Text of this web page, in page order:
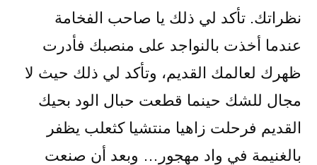
نظراتك. تأكد لي ذلك يا صاحب الفخامة
عندما أخذت بالنواجد على منصبك فأدرت
ظهرك لعالمك القديم، وتأكد لي ذلك حيث لا
مجال للشك حينما قطعت حبال الود بحيك
القديم فرحلت زاهيا منتشيا كثعلب يظفر
بالغنيمة في واد مهجور… وبعد أن صنعت